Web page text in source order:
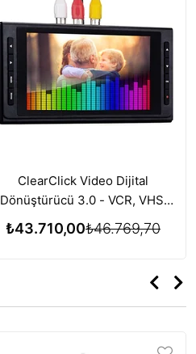
ClearClick Video Dijital
Dönüştürücü 3.0 - VCR, VHS,
AV, RCA, Hi8, DVD, Pikap, Kaset
₺43.710,00₺46.769,70